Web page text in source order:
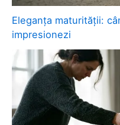
Eleganța maturității:
impresionezi